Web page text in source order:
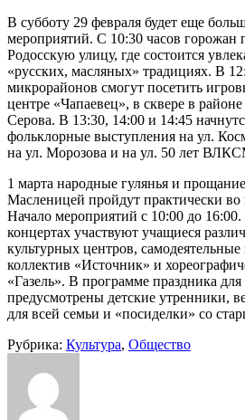
В субботу 29 февраля будет еще
мероприятий. С 10:30 часов горожан
Родосскую улицу, где состоится
«русских, масляных» традициях. В
микрорайонов смогут посетить
центре «Чапаевец», в сквере в
Серова. В 13:30, 14:00 и 14:45
фольклорные выступления на ул.
на ул. Морозова и на ул. 50 лет
1 марта народные гулянья и
Масленицей пройдут практически во
Начало мероприятий с 10:00 до
концертах участвуют учащиеся
культурных центров,
коллектив «Источник» и
«Газель». В программе праздника для
предусмотрены детские утренники,
для всей семьи и «посиделки» со
Рубрика: Культура, Общество